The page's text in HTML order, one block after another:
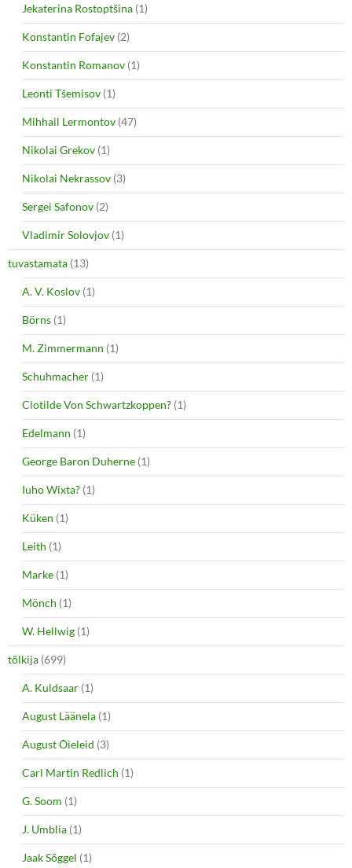
Jekaterina Rostoptšina (1)
Konstantin Fofajev (2)
Konstantin Romanov (1)
Leonti Tšemisov (1)
Mihhail Lermontov (47)
Nikolai Grekov (1)
Nikolai Nekrassov (3)
Sergei Safonov (2)
Vladimir Solovjov (1)
tuvastamata (13)
A. V. Koslov (1)
Börns (1)
M. Zimmermann (1)
Schuhmacher (1)
Clotilde Von Schwartzkoppen? (1)
Edelmann (1)
George Baron Duherne (1)
Iuho Wixta? (1)
Küken (1)
Leith (1)
Marke (1)
Mönch (1)
W. Hellwig (1)
tõlkija (699)
A. Kuldsaar (1)
August Läänela (1)
August Õieleid (3)
Carl Martin Redlich (1)
G. Soom (1)
J. Umblia (1)
Jaak Sõggel (1)